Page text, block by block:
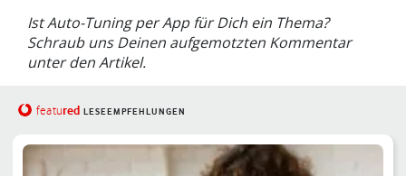
Ist Auto-Tuning per App für Dich ein Thema?
Schraub uns Deinen aufgemotzten Kommentar
unter den Artikel.
featured LESEEMPFEHLUNGEN